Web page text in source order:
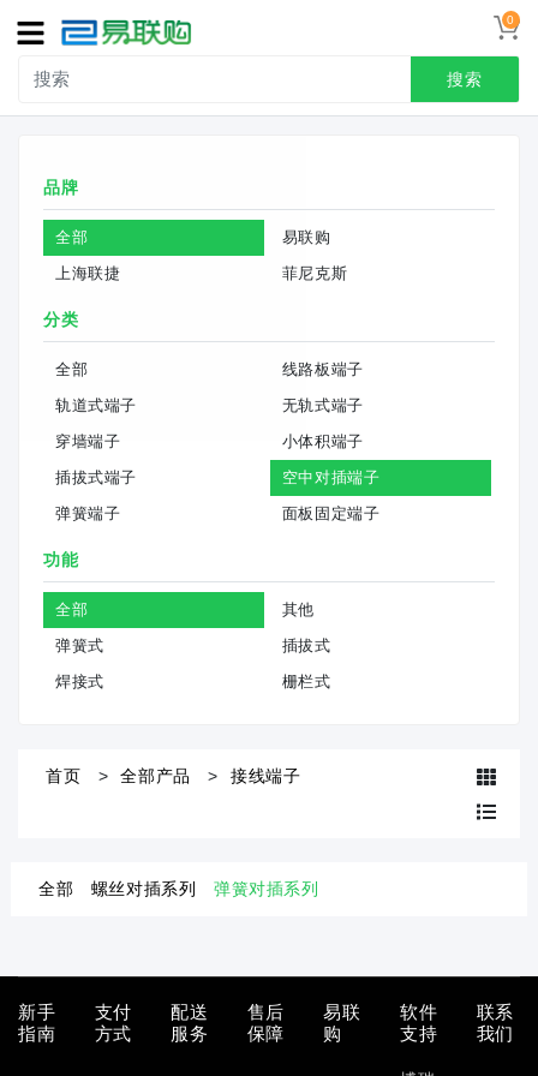
0
搜索
导
航
接线端子
冷压端头
品牌
全部
易联购
上海联捷
菲尼克斯
分类
全部
线路板端子
轨道式端子
无轨式端子
穿墙端子
小体积端子
插拔式端子
空中对插端子
弹簧端子
面板固定端子
功能
全部
其他
弹簧式
插拔式
焊接式
栅栏式
首页 全部产品 接线端子
全部 螺丝对插系列 弹簧对插系列
新手
指南
支付
方式
配送
服务
售后
保障
易联
购
软件
支持
联系
我们